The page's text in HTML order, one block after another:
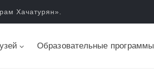
Хачатурян».
Образовательные программы